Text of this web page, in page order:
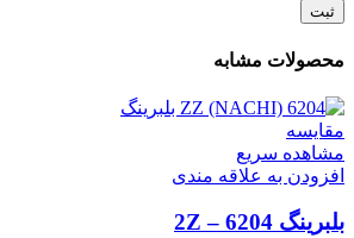
محصولات مشابه
مقایسه
مشاهده سریع
افزودن به علاقه مندی
بلبرینگ 6204 – 2Z